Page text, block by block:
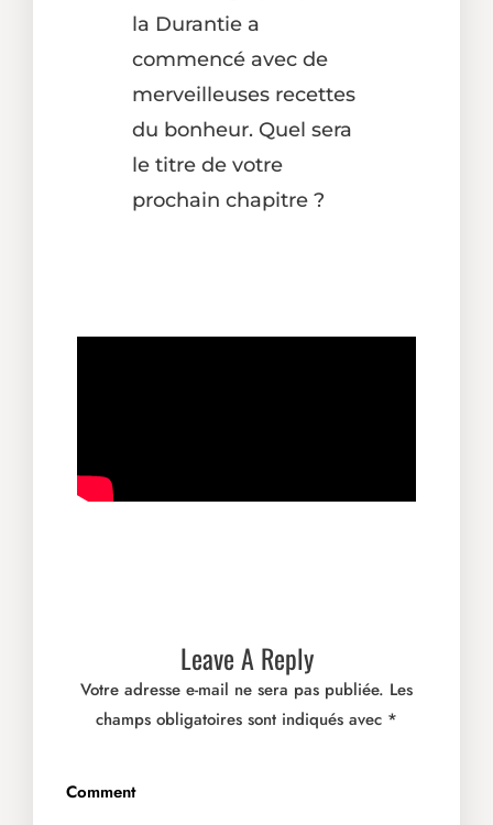
la Durantie a
commencé avec de
merveilleuses recettes
du bonheur. Quel sera
le titre de votre
prochain chapitre ?
Leave A Reply
Votre adresse e-mail ne sera pas publiée. Les
champs obligatoires sont indiqués avec *
Comment